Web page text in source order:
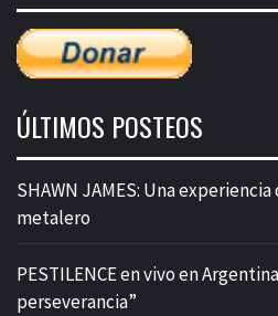
ÚLTIMOS POSTEOS
SHAWN JAMES: Una
metalero
PESTILENCE en vivo en
perseverancia”